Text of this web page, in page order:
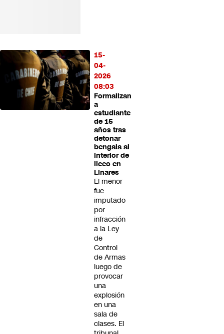
15-
04-
2026
08:03
Formalizan
a
estudiante
de 15
años tras
detonar
bengala al
interior de
liceo en
Linares
El menor
fue
imputado
por
infracción
a la Ley
de
Control
de Armas
luego de
provocar
una
explosión
en una
sala de
clases. El